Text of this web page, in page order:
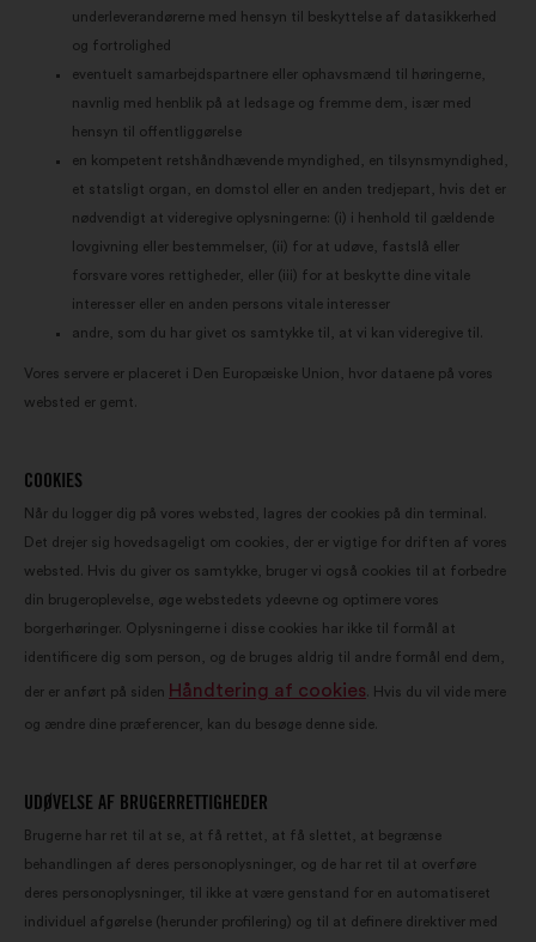
underleverandørerne med hensyn til beskyttelse af datasikkerhed
og fortrolighed
eventuelt samarbejdspartnere eller ophavsmænd til høringerne,
navnlig med henblik på at ledsage og fremme dem, især med
hensyn til offentliggørelse
en kompetent retshåndhævende myndighed, en tilsynsmyndighed,
et statsligt organ, en domstol eller en anden tredjepart, hvis det er
nødvendigt at videregive oplysningerne: (i) i henhold til gældende
lovgivning eller bestemmelser, (ii) for at udøve, fastslå eller
forsvare vores rettigheder, eller (iii) for at beskytte dine vitale
interesser eller en anden persons vitale interesser
andre, som du har givet os samtykke til, at vi kan videregive til.
Vores servere er placeret i Den Europæiske Union, hvor dataene på vores
websted er gemt.
COOKIES
Når du logger dig på vores websted, lagres der cookies på din terminal.
Det drejer sig hovedsageligt om cookies, der er vigtige for driften af vores
websted. Hvis du giver os samtykke, bruger vi også cookies til at forbedre
din brugeroplevelse, øge webstedets ydeevne og optimere vores
borgerhøringer. Oplysningerne i disse cookies har ikke til formål at
identificere dig som person, og de bruges aldrig til andre formål end dem,
der er anført på siden Håndtering af cookies . Hvis du vil vide mere
og ændre dine præferencer, kan du besøge denne side.
UDØVELSE AF BRUGERRETTIGHEDER
Brugerne har ret til at se, at få rettet, at få slettet, at begrænse
behandlingen af deres personoplysninger, og de har ret til at overføre
deres personoplysninger, til ikke at være genstand for en automatiseret
individuel afgørelse (herunder profilering) og til at definere direktiver med